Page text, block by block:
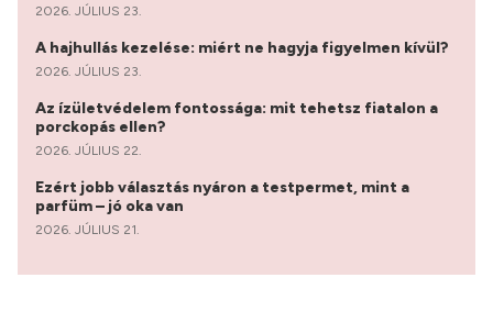
2026. JÚLIUS 23.
A hajhullás kezelése: miért ne hagyja figyelmen kívül?
2026. JÚLIUS 23.
Az ízületvédelem fontossága: mit tehetsz fiatalon a
porckopás ellen?
2026. JÚLIUS 22.
Ezért jobb választás nyáron a testpermet, mint a
parfüm – jó oka van
2026. JÚLIUS 21.